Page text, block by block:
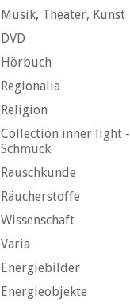
Musik, Theater, Kunst
DVD
Hörbuch
Regionalia
Religion
Collection inner light -
Schmuck
Rauschkunde
Räucherstoffe
Wissenschaft
Varia
Energiebilder
Energieobjekte